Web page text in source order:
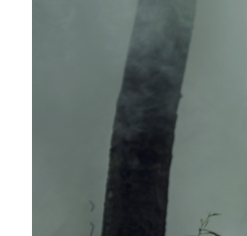
tanya jika guru yang
"Loh, guru kok main
Selain beban kerja yang
harus berjuang dengan
memenuhi kebutuhan hidup